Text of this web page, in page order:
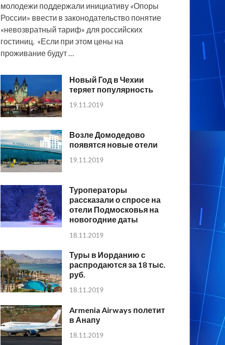
молодежи поддержали инициативу «Опоры
России» ввести в законодательство понятие
«невозвратный тариф» для российских
гостиниц. «Если при этом цены на
проживание будут …
Новый Год в Чехии
теряет популярность
19.11.2019
Возле Домодедово
появятся новые отели
19.11.2019
Туроператоры
рассказали о спросе на
отели Подмосковья на
новогодние даты
18.11.2019
Туры в Иорданию с
распродаются за 18 тыс.
руб.
18.11.2019
Armenia Airways полетит
в Анапу
18.11.2019